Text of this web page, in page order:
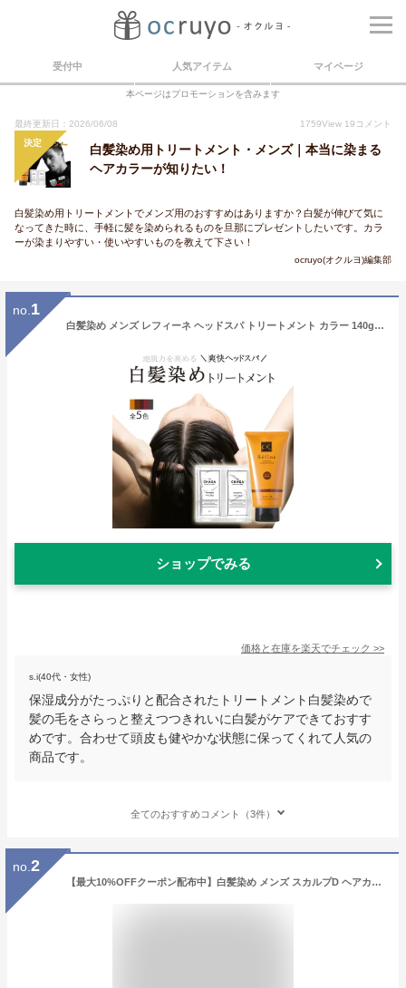
受付中 人気アイテム マイページ
本ページはプロモーションを含みます
最終更新日：2026/06/08 1759View 19 コメント
決定
白髪染め用トリートメント・メンズ｜本当に染まる
ヘアカラーが知りたい！
白髪染め用トリートメントでメンズ用のおすすめはありますか？白髪が伸びて気に
なってきた時に、手軽に髪を染められるものを旦那にプレゼントしたいです。カラ
ーが染まりやすい・使いやすいものを教えて下さい！
ocruyo(オクルヨ)編集部
no. 1
白髪染め メンズ レフィーネ ヘッドスパ トリートメント カラー 140g R2 + 薬用 スカルプシャンプー 5ml×2包 セット 男性用 ヘアカラートリートメント カラートリートメント ヘアカラー カラー コンディショナー
ショップでみる
価格と在庫を楽天でチェック >>
s.i(40代・女性)
保湿成分がたっぷりと配合されたトリートメント白髪染めで
髪の毛をさらっと整えつつきれいに白髪がケアできておすす
めです。合わせて頭皮も健やかな状態に保ってくれて人気の
商品です。
全てのおすすめコメント（3件）
no. 2
【最大10%OFFクーポン配布中】白髪染め メンズ スカルプD ヘアカラー コンディショナー トリートメント 白髪染め 男性用 ヘアカラートリートメント|カラートリートメント メンズカラー 頭皮ケア 白髪ケア ヘアケア pu5 fesp